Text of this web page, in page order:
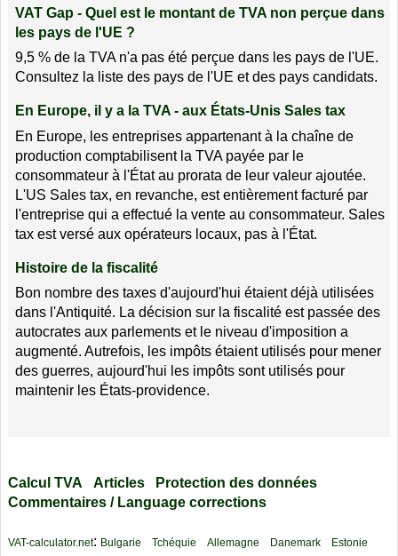
VAT Gap - Quel est le montant de TVA non perçue dans
les pays de l'UE ?
9,5 % de la TVA n'a pas été perçue dans les pays de l'UE.
Consultez la liste des pays de l'UE et des pays candidats.
En Europe, il y a la TVA - aux États-Unis Sales tax
En Europe, les entreprises appartenant à la chaîne de
production comptabilisent la TVA payée par le
consommateur à l'État au prorata de leur valeur ajoutée.
L'US Sales tax, en revanche, est entièrement facturé par
l'entreprise qui a effectué la vente au consommateur. Sales
tax est versé aux opérateurs locaux, pas à l'État.
Histoire de la fiscalité
Bon nombre des taxes d'aujourd'hui étaient déjà utilisées
dans l'Antiquité. La décision sur la fiscalité est passée des
autocrates aux parlements et le niveau d'imposition a
augmenté. Autrefois, les impôts étaient utilisés pour mener
des guerres, aujourd'hui les impôts sont utilisés pour
maintenir les États-providence.
Calcul TVA Articles
Protection des données
Commentaires / Language corrections
VAT-calculator.net: Bulgarie Tchéquie Allemagne Danemark
Estonie